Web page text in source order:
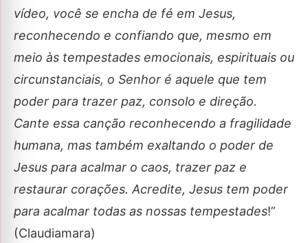
vídeo, você se encha de fé em Jesus,
reconhecendo e confiando que, mesmo em
meio às tempestades emocionais, espirituais ou
circunstanciais, o Senhor é aquele que tem
poder para trazer paz, consolo e direção.
Cante essa canção reconhecendo a fragilidade
humana, mas também exaltando o poder de
Jesus para acalmar o caos, trazer paz e
restaurar corações. Acredite, Jesus tem poder
para acalmar todas as nossas tempestades!”
(Claudiamara)